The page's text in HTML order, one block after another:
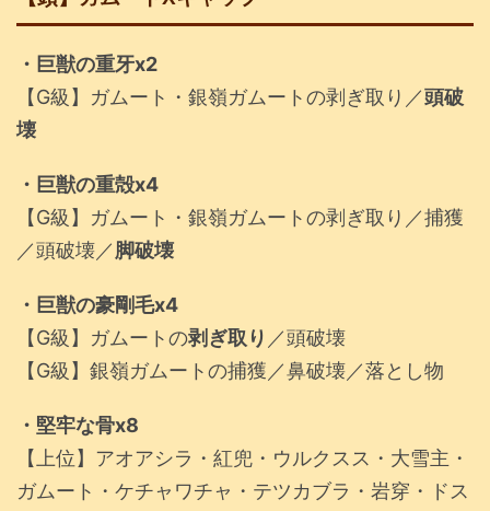
・巨獣の重牙x2
【G級】ガムート・銀嶺ガムートの剥ぎ取り／頭破
壊
・巨獣の重殻x4
【G級】ガムート・銀嶺ガムートの剥ぎ取り／捕獲
／頭破壊／脚破壊
・巨獣の豪剛毛x4
【G級】ガムートの剥ぎ取り ／頭破壊
【G級】銀嶺ガムートの捕獲／鼻破壊／落とし物
・堅牢な骨x8
【上位】アオアシラ・紅兜・ウルクスス・大雪主・
ガムート・ケチャワチャ・テツカブラ・岩穿・ドス